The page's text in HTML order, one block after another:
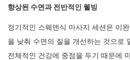
향상된 수면과 전반적인 웰빙
정기적인 스웨덴식 마사지 세션은 이
을 낮춰 수면의 질을 개선하는 것으로
전체적인 건강에 중점을 두기 때문에